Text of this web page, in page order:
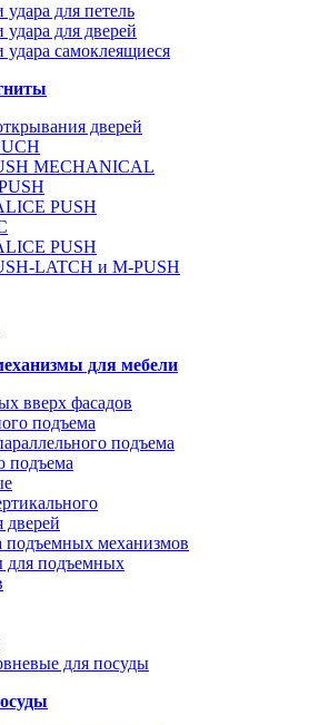
для петель
для дверей
удара самоклеящиеся
дверей
MECHANICAL
PUSH
PUSH
LATCH и M-PUSH
для мебели
вверх фасадов
подъема
подъема
подъема
дверей
подъемных механизмов
для подъемных